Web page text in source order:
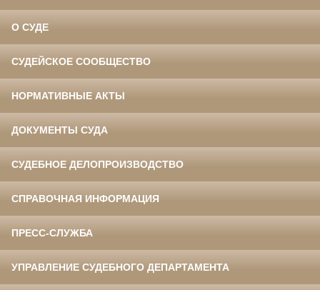
О СУДЕ
СУДЕЙСКОЕ СООБЩЕСТВО
НОРМАТИВНЫЕ АКТЫ
ДОКУМЕНТЫ СУДА
СУДЕБНОЕ ДЕЛОПРОИЗВОДСТВО
СПРАВОЧНАЯ ИНФОРМАЦИЯ
ПРЕСС-СЛУЖБА
УПРАВЛЕНИЕ СУДЕБНОГО ДЕПАРТАМЕНТА